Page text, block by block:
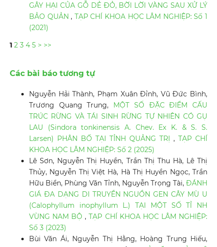
GÂY HẠI CỦA GỖ DẺ ĐỎ, BỜI LỜI VÀNG SAU XỬ LÝ
BẢO QUẢN, TẠP CHÍ KHOA HỌC LÂM NGHIỆP: Số 1
(2021)
1 2 3 4 5 > >>
Các bài báo tương tự
Nguyễn Hải Thành, Phạm Xuân Đỉnh, Vũ Đức Bình,
Trương Quang Trung, MỘT SỐ ĐẶC ĐIỂM CẤU
TRÚC RỪNG VÀ TÁI SINH RỪNG TỰ NHIÊN CÓ GỤ
LAU (Sindora tonkinensis A. Chev. Ex K. & S. S.
Larsen) PHÂN BỐ TẠI TỈNH QUẢNG TRỊ,TẠP CHÍ
KHOA HỌC LÂM NGHIỆP: Số 2 (2025)
Lê Sơn, Nguyễn Thị Huyền, Trần Thị Thu Hà, Lê Thị
Thủy, Nguyễn Thị Việt Hà, Hà Thị Huyền Ngọc, Trần
Hữu Biển, Phùng Văn Tỉnh, Nguyễn Trọng Tài,ĐÁNH
GIÁ ĐA DẠNG DI TRUYỀN NGUỒN GEN CÂY MÙ U
(Calophyllum inophyllum L.) TẠI MỘT SỐ TỈ NH
VÙNG NAM BỘ,TẠP CHÍ KHOA HỌC LÂM NGHIỆP:
Số 3 (2023)
Bùi Văn Ái, Nguyễn Thị Hằng, Hoàng Trung Hiếu,